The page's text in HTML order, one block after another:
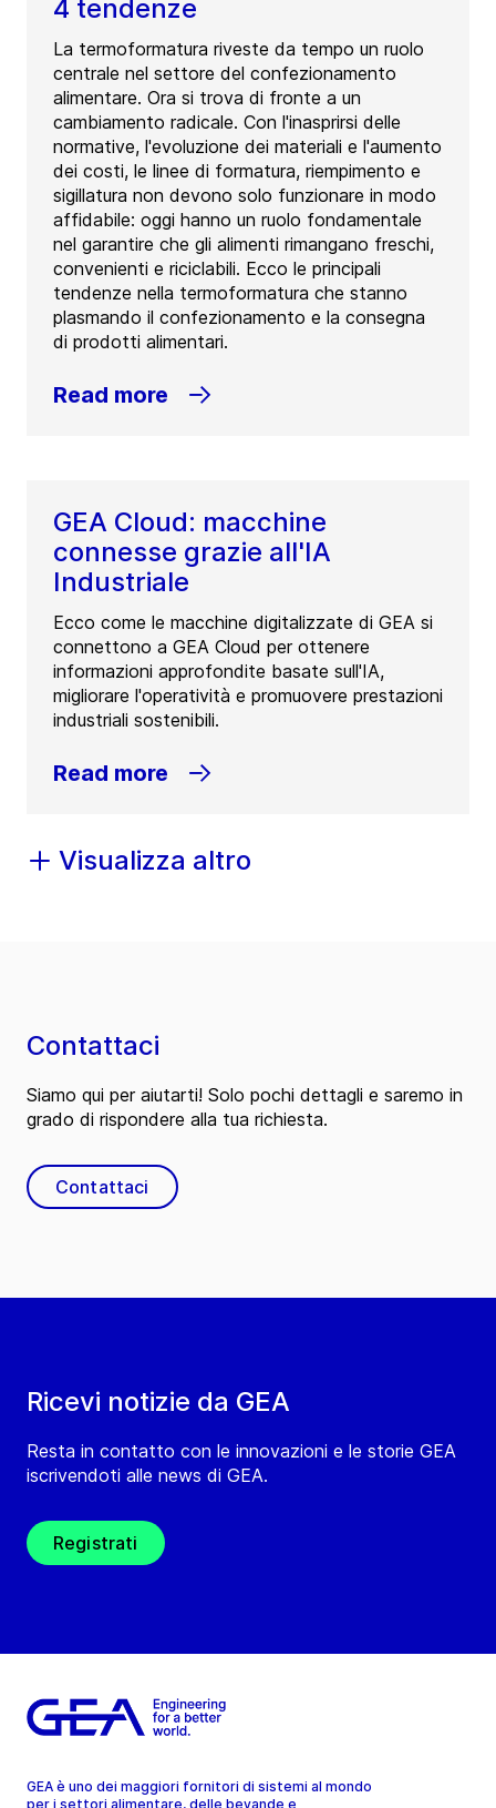
4 tendenze
La termoformatura riveste da tempo un ruolo
centrale nel settore del confezionamento
alimentare. Ora si trova di fronte a un
cambiamento radicale. Con l'inasprirsi delle
normative, l'evoluzione dei materiali e l'aumento
dei costi, le linee di formatura, riempimento e
sigillatura non devono solo funzionare in modo
affidabile: oggi hanno un ruolo fondamentale
nel garantire che gli alimenti rimangano freschi,
convenienti e riciclabili. Ecco le principali
tendenze nella termoformatura che stanno
plasmando il confezionamento e la consegna
di prodotti alimentari.
Read more
GEA Cloud: macchine
connesse grazie all'IA
Industriale
Ecco come le macchine digitalizzate di GEA si
connettono a GEA Cloud per ottenere
informazioni approfondite basate sull'IA,
migliorare l'operatività e promuovere prestazioni
industriali sostenibili.
Read more
Visualizza altro
Ricevi notizie da GEA
Resta in contatto con le innovazioni e le storie GEA
iscrivendoti alle news di GEA.
Registrati
Contattaci
Siamo qui per aiutarti! Solo pochi dettagli e saremo in
grado di rispondere alla tua richiesta.
Contattaci
GEA è uno dei maggiori fornitori di sistemi al mondo
per i settori alimentare, delle bevande e